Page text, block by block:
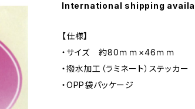
International shipping
【仕様】
・サイズ 約80ｍｍ×46ｍｍ
・撥水加工（ラミネート）ステッカー
・OPP袋パッケージ